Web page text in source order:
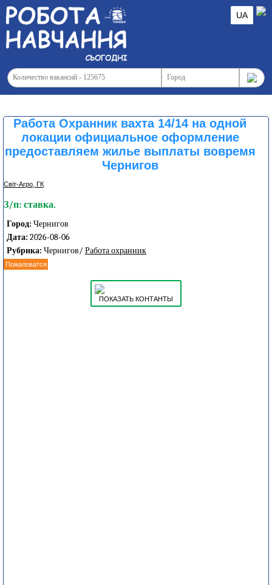
UA
Работа Охранник вахта 14/14 на одной
локации официальное оформление
предоставляем жилье выплаты вовремя
Чернигов
Світ-Агро, ГК
З/п: ставка.
Город: Чернигов
Дата: 2026-08-06
Рубрика: Чернигов/ Работа охранник
Пожаловатся
ПОКАЗАТЬ КОНТАНТЫ